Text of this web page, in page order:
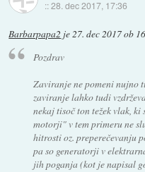
::28. dec 2017, 17:36
Barbarpapa2 je27. dec 2017 ob
Pozdrav
Zaviranje ne pomeni nujno
zaviranje lahko tudi
nekaj tisoč ton težek vlak,
motorji" v tem primeru ne
hitrosti oz. preperečevanju
pa so generatorji v
jih poganja (kot je napisal